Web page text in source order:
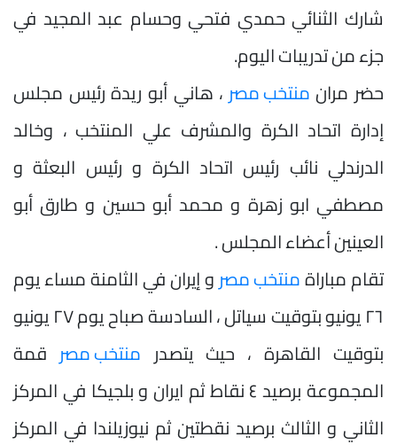
شارك الثنائي حمدي فتحي وحسام عبد المجيد في
جزء من تدريبات اليوم.
حضر مرانمنتخب مصر ، هاني أبو ريدة رئيس مجلس
إدارة اتحاد الكرة والمشرف علي المنتخب ، وخالد
الدرندلي نائب رئيس اتحاد الكرة و رئيس البعثة و
مصطفي ابو زهرة و محمد أبو حسين و طارق أبو
العينين أعضاء المجلس .
تقام مباراةمنتخب مصرو إيران في الثامنة مساء يوم
٢٦ يونيو بتوقيت سياتل ، السادسة صباح يوم ٢٧ يونيو
بتوقيت القاهرة ، حيث يتصدر منتخب مصر قمة
المجموعة برصيد ٤ نقاط ثم ايران و بلجيكا في المركز
الثاني و الثالث برصيد نقطتين ثم نيوزيلندا في المركز